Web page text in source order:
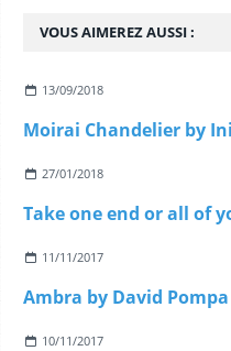
VOUS AIMEREZ AUSSI :
13/09/2018
Moirai Chandelier by
27/01/2018
11/11/2017
Ambra by David Pompa
10/11/2017